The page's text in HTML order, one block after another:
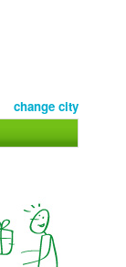
change city